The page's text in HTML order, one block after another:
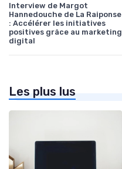
Interview de Margot
Hannedouche de La Raiponse
: Accélérer les initiatives
positives grâce au marketing
digital
Les plus lus